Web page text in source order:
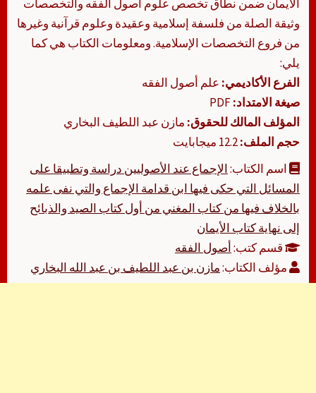
الأيمان ضمن نطاق تخصص علوم أصول الفقه والتخصصات
وثيقة الصلة من فلسفة إسلامية وعقيدة وعلوم قرآنية وغيرها
من فروع التخصصات الإسلامية. ومعلومات الكتاب هي كما
يلي:
الفرع الأكاديمي: علم أصول الفقه
صيغة الامتداد:
المؤلف المالك للحقوق: مازن عبد اللطيف البخاري
حجم الملف:
اسم الكتاب:‏‏الإجماع عند الأصوليين دراسة وتطبيقا على
المسائل التي حكى فيها ابن قدامة الإجماع والتي نفى علمه
بالخلاف فيها من كتاب المغني من أول كتاب الصيد والذبائح
إلى نهاية كتاب الأيمان
قسم كتب:أصول الفقه
مؤلف الكتاب:مازن بن عبد اللطيف بن عبد الله البخاري